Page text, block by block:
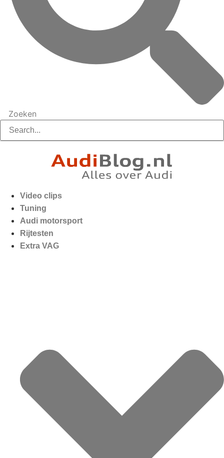
Zoeken
Video clips
Tuning
Audi motorsport
Rijtesten
Extra VAG